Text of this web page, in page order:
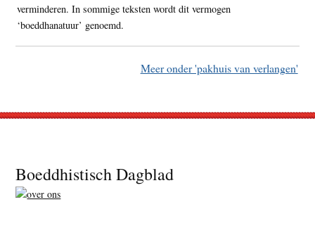
verminderen. In sommige teksten wordt dit vermogen
‘boeddhanatuur’ genoemd.
Meer onder 'pakhuis van verlangen'
Footer
Boeddhistisch Dagblad